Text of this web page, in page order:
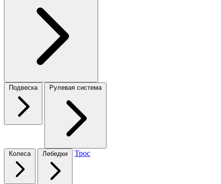
Подвеска Рулевая система
Колеса Лебедки Трос